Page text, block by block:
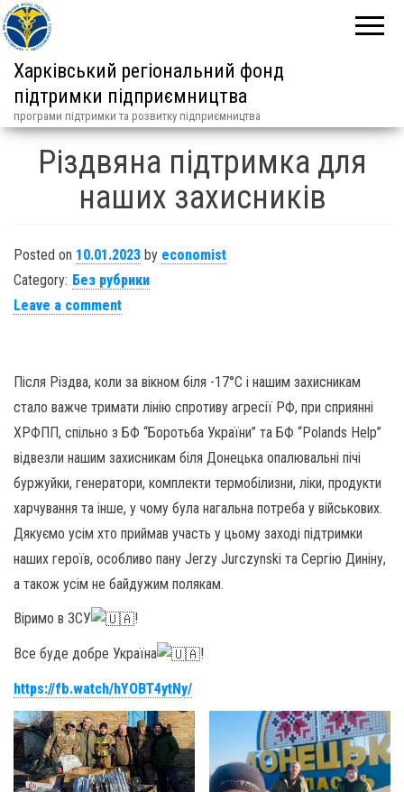
Харківський регіональний фонд
підтримки підприємництва
програми підтримки та розвитку підприємництва
Різдвяна підтримка для
наших захисників
Posted on 10.01.2023 by economist
Category: Без рубрики
Leave a comment
Після Різдва, коли за вікном біля -17°С і нашим захисникам
стало важче тримати лінію спротиву агресії РФ, при сприянні
ХРФПП, спільно з БФ “Боротьба України” та БФ “Polands Help”
відвезли нашим захисникам біля Донецька опалювальні пічі
буржуйки, генератори, комплекти термобілизни, ліки, продукти
харчування та інше, у чому була нагальна потреба у військових.
Дякуємо усім хто приймав участь у цьому заході підтримки
наших героїв, особливо пану Jerzy Jurczynski та Сергію Диніну,
а також усім не байдужим полякам.
Віримо в ЗСУ
!
Все буде добре Україна !
https://fb.watch/hYOBT4ytNy/